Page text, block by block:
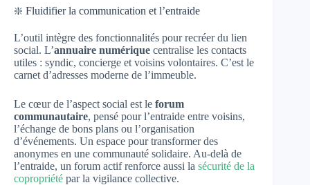
❇️ Fluidifier la communication et l’entraide
L’outil intègre des fonctionnalités pour recréer du lien
social. L’annuaire numérique centralise les contacts
utiles : syndic, concierge et voisins volontaires. C’est le
carnet d’adresses moderne de l’immeuble.
Le cœur de l’aspect social est le forum
communautaire, pensé pour l’entraide entre voisins,
l’échange de bons plans ou l’organisation
d’événements. Un espace pour transformer des
anonymes en une communauté solidaire. Au-delà de
l’entraide, un forum actif renforce aussi la sécurité de la
copropriété par la vigilance collective.